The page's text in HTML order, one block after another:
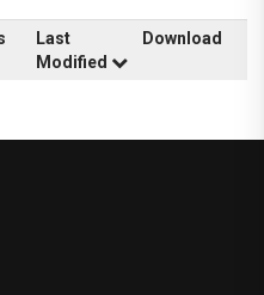
Last
Modified
Download